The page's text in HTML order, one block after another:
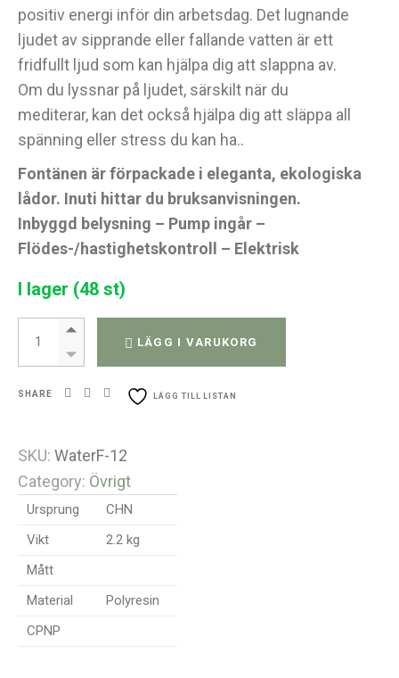
positiv energi inför din arbetsdag. Det lugnande
ljudet av sipprande eller fallande vatten är ett
fridfullt ljud som kan hjälpa dig att slappna av.
Om du lyssnar på ljudet, särskilt när du
mediterar, kan det också hjälpa dig att släppa all
spänning eller stress du kan ha..
Fontänen är förpackade i eleganta, ekologiska
lådor. Inuti hittar du bruksanvisningen.
Inbyggd belysning – Pump ingår –
Flödes-/hastighetskontroll – Elektrisk
I lager (48 st)
Vattenfall - 35 cm - elefanter, kristallkula och vattenhjul quantity
LÄGG I VARUKORG
SHARE LÄGG TILL LISTAN
SKU: WaterF-12
Category: Övrigt
Ursprung
CHN
Vikt
2.2 kg
Mått
Material
Polyresin
CPNP